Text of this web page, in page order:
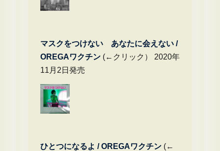
マスクをつけない あなたに会えない /
OREGAワクチン(←クリック） 2020年
11月2日発売
ひとつになるよ / OREGAワクチン(←